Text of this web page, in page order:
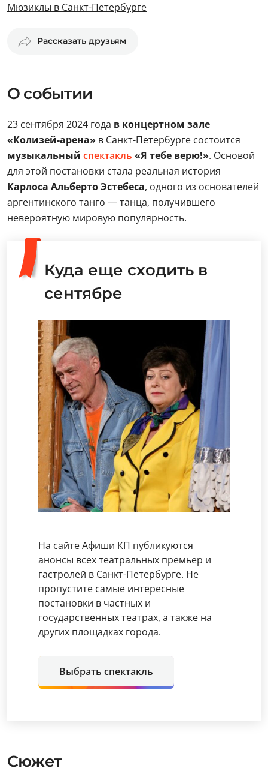
Мюзиклы в Санкт-Петербурге
Рассказать друзьям
О событии
23 сентября 2024 года в концертном зале
«Колизей-арена» в Санкт-Петербурге состоится
музыкальный спектакль «Я тебе верю!». Основой
для этой постановки стала реальная история
Карлоса Альберто Эстебеса, одного из основателей
аргентинского танго — танца, получившего
невероятную мировую популярность.
Куда еще сходить в
сентябре
На сайте Афиши КП публикуются
анонсы всех театральных премьер и
гастролей в Санкт-Петербурге. Не
пропустите самые интересные
постановки в частных и
государственных театрах, а также на
других площадках города.
Выбрать спектакль
Сюжет